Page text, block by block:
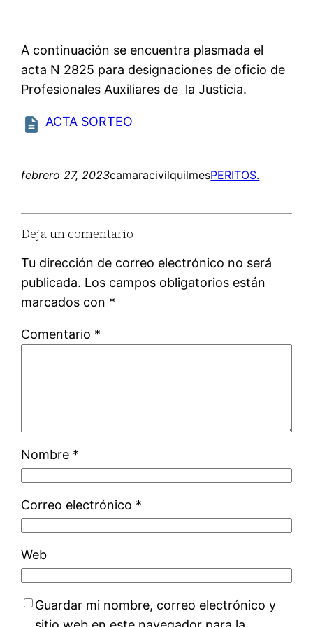
A continuación se encuentra plasmada el
acta N 2825 para designaciones de oficio de
Profesionales Auxiliares de la Justicia.
ACTA SORTEO
febrero 27, 2023camaracivilquilmesPERITOS.
Deja un comentario
Tu dirección de correo electrónico no será
publicada. Los campos obligatorios están
marcados con *
Comentario *
Nombre *
Correo electrónico *
Web
Guardar mi nombre, correo electrónico y